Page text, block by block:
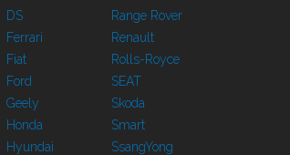
DS
Ferrari
Fiat
Ford
Geely
Honda
Hyundai
Range Rover
Renault
Rolls-Royce
SEAT
Skoda
Smart
SsangYong